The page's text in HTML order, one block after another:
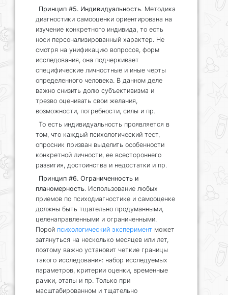
Принцип #5. Индивидуальность . Методика
диагностики самооценки ориентирована на
изучение конкретного индивида, то есть
носи персонализированный характер. Не
смотря на унификацию вопросов, форм
исследования, она подчеркивает
специфические личностные и иные черты
определенного человека. В данном деле
важно снизить долю субъективизма и
трезво оценивать свои желания,
возможности, потребности, силы и пр.
То есть индивидуальность проявляется в
том, что каждый психологический тест,
опросник призван выделить особенности
конкретной личности, ее всестороннего
развития, достоинства и недостатки и пр.
Принцип #6. Ограниченность и
планомерность . Использование любых
приемов по психодиагностике и самооценке
должны быть тщательно продуманными,
целенаправленными и ограниченными.
Порой психологический эксперимент может
затянуться на несколько месяцев или лет,
поэтому важно установит четкие границы
такого исследования: набор исследуемых
параметров, критерии оценки, временные
рамки, этапы и пр. Только при
масштабированном и тщательно